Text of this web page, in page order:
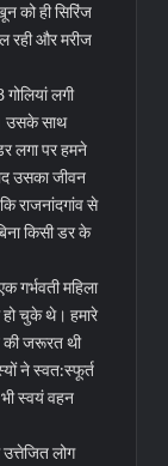
को ही सिरिंज
रही और मरीज
लगी
उसके साथ
लगा पर हमने
उसका जीवन
राजनांदगांव से
किसी डर के
गर्भवती महिला
चुके थे। हमारे
की जरूरत थी
ने स्वत:स्फूर्त
स्वयं वहन
लोग